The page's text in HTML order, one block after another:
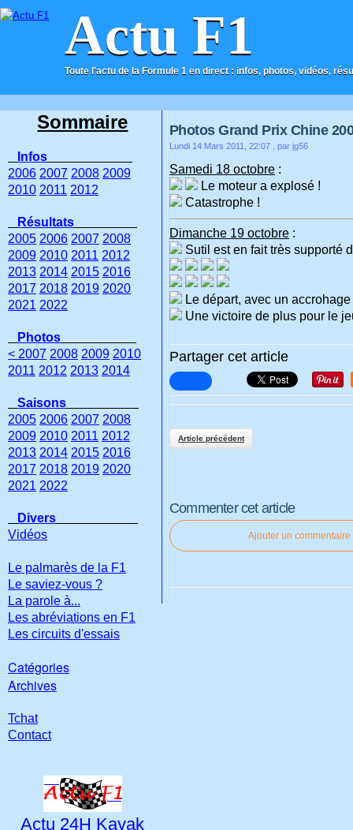
Actu F1
Toute l'actu de la Formule 1 en direct : infos, photos, vidéos,
ACCUEIL CONTACT
Photos Grand Prix Chine
Lundi 14 Mars 2011, 22:07 , par jg56
Samedi 18 octobre :
Le moteur a explosé !
Catastrophe !
Dimanche 19 octobre :
Sutil est en fait très supporté
Le départ, avec un
Une victoire de plus pour le
Partager cet article
Article précédent
Commenter cet article
Ajouter un commentaire
Sommaire
Infos
2006 2007 2008 2009
2010 2011 2012
Résultats
2005 2006 2007 2008
2009 2010 2011 2012
2013 2014 2015 2016
2017 2018 2019 2020
2021 2022
Photos
< 2007 2008 2009 2010
2011 2012 2013 2014
Saisons
2005 2006 2007 2008
2009 2010 2011 2012
2013 2014 2015 2016
2017 2018 2019 2020
2021 2022
Divers
Vidéos
Le palmarès de la F1
Le saviez-vous ?
La parole à...
Les abréviations en F1
Les circuits d'essais
Catégories
Archives
Tchat
Contact
Actu 24H Kayak